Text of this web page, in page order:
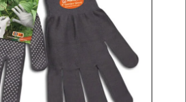
כפפות עבודה HARDEN